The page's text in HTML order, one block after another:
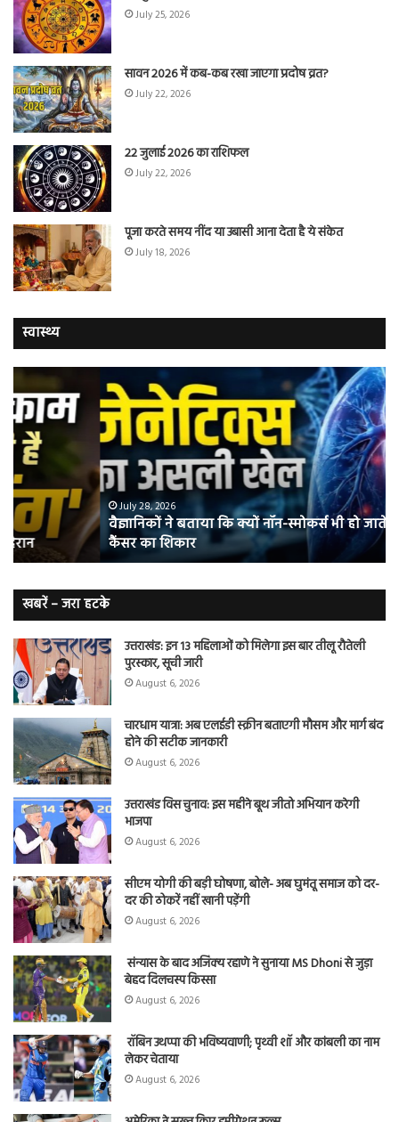
July 25, 2026
सावन 2026 में कब-कब रखा जाएगा प्रदोष व्रत?
July 22, 2026
22 जुलाई 2026 का राशिफल
July 22, 2026
पूजा करते समय नींद या उबासी आना देता है ये संकेत
July 18, 2026
स्वास्थ्य
वैज्ञानिकों
ने
बताया
कि
क्यों
नॉन-
स्मोकर्स
भी
हो
जाते
हैं
कैंसर का
शिकार
July 28, 2026
वैज्ञानिकों ने बताया कि क्यों नॉन-स्मोकर्स भी हो जाते हैं लंग
कैंसर का शिकार
में
की
खबरें – जरा हटके
उत्तराखंड: इन 13 महिलाओं को मिलेगा इस बार तीलू रौतेली
पुरस्कार, सूची जारी
August 6, 2026
चारधाम यात्रा: अब एलईडी स्क्रीन बताएगी मौसम और मार्ग बंद
होने की सटीक जानकारी
August 6, 2026
उत्तराखंड विस चुनाव: इस महीने बूथ जीतो अभियान करेगी
भाजपा
August 6, 2026
सीएम योगी की बड़ी घोषणा, बोले- अब घुमंतू समाज को दर-
दर की ठोकरें नहीं खानी पड़ेंगी
August 6, 2026
संन्यास के बाद अजिंक्‍य रहाणे ने सुनाया MS Dhoni से जुड़ा
बेहद दिलचस्प किस्सा
August 6, 2026
रॉबिन उथप्पा की भविष्यवाणी; पृथ्वी शॉ और कांबली का नाम
लेकर चेताया
August 6, 2026